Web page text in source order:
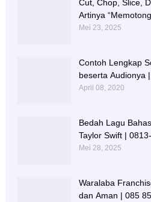
Cut, Chop, Slice,
Artinya
Mei 23, 2025
Contoh Lengkap
beserta Audionya
April 08, 2020
Bedah Lagu
Taylor Swift |
Mei 28, 2025
Waralaba
dan Aman | 085